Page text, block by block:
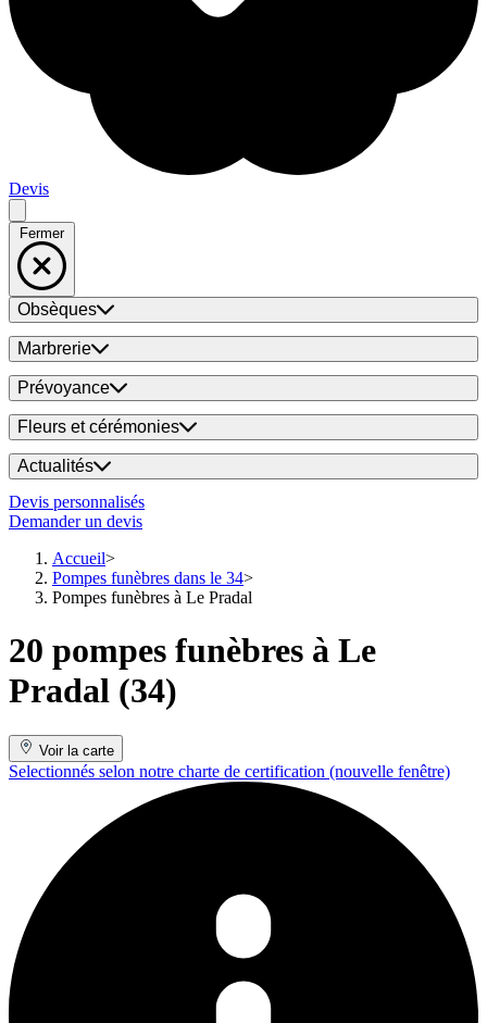
Devis
Fermer
Obsèques
Marbrerie
Prévoyance
Fleurs et cérémonies
Actualités
Devis personnalisés
Demander un devis
Accueil
Pompes funèbres dans le 34
Pompes funèbres à Le Pradal
20 pompes funèbres à Le
Pradal (34)
Voir la carte
Selectionnés selon notre charte de certification (nouvelle fenêtre)